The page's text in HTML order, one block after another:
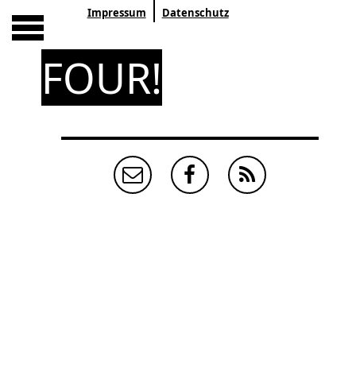
Impressum Datenschutz
FOUR!